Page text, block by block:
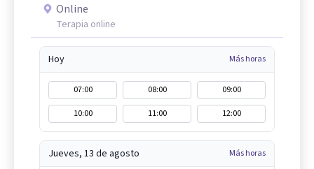
Online
Terapia online
Hoy Más horas
07:00 08:00
09:00
10:00
11:00 12:00
Jueves, 13 de agosto Más horas